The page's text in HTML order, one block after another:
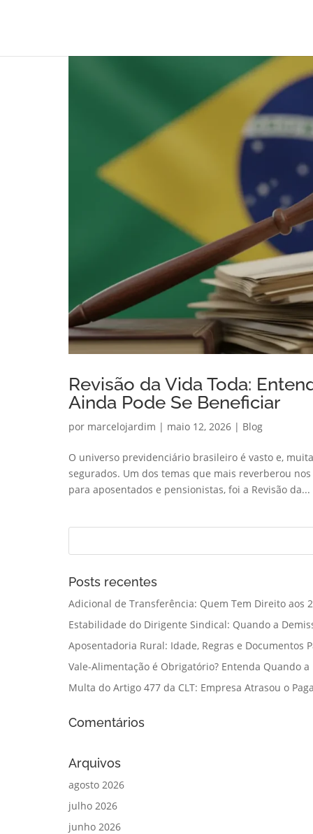
Revisão da Vida Toda:
Ainda Pode Se Beneficiar
por marcelojardim | maio 12, 2026 | Blog
O universo previdenciário brasileiro é vasto e,
segurados. Um dos temas que mais reverberou
para aposentados e pensionistas, foi a Revisão da...
Posts recentes
Adicional de Transferência: Quem Tem Direito aos
Estabilidade do Dirigente Sindical: Quando a
Aposentadoria Rural: Idade, Regras e Documentos
Vale-Alimentação é Obrigatório? Entenda Quando
Multa do Artigo 477 da CLT: Empresa Atrasou o
Comentários
Arquivos
agosto 2026
julho 2026
junho 2026